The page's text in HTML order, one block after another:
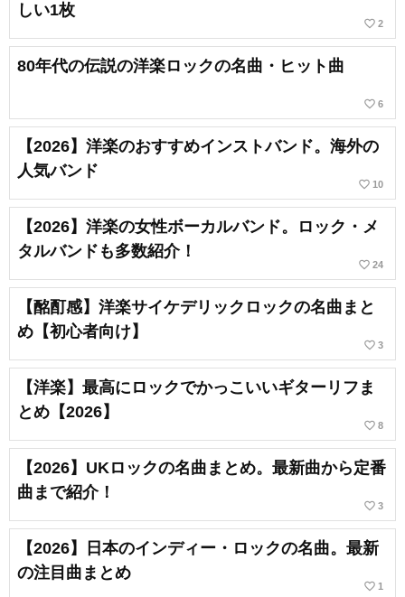
しい1枚
favorite_border 2
80年代の伝説の洋楽ロックの名曲・ヒット曲
favorite_border 6
【2026】洋楽のおすすめインストバンド。海外の
人気バンド
favorite_border 10
【2026】洋楽の女性ボーカルバンド。ロック・メ
タルバンドも多数紹介！
favorite_border 24
【酩酊感】洋楽サイケデリックロックの名曲まと
め【初心者向け】
favorite_border 3
【洋楽】最高にロックでかっこいいギターリフま
とめ【2026】
favorite_border 8
【2026】UKロックの名曲まとめ。最新曲から定番
曲まで紹介！
favorite_border 3
【2026】日本のインディー・ロックの名曲。最新
の注目曲まとめ
favorite_border 1